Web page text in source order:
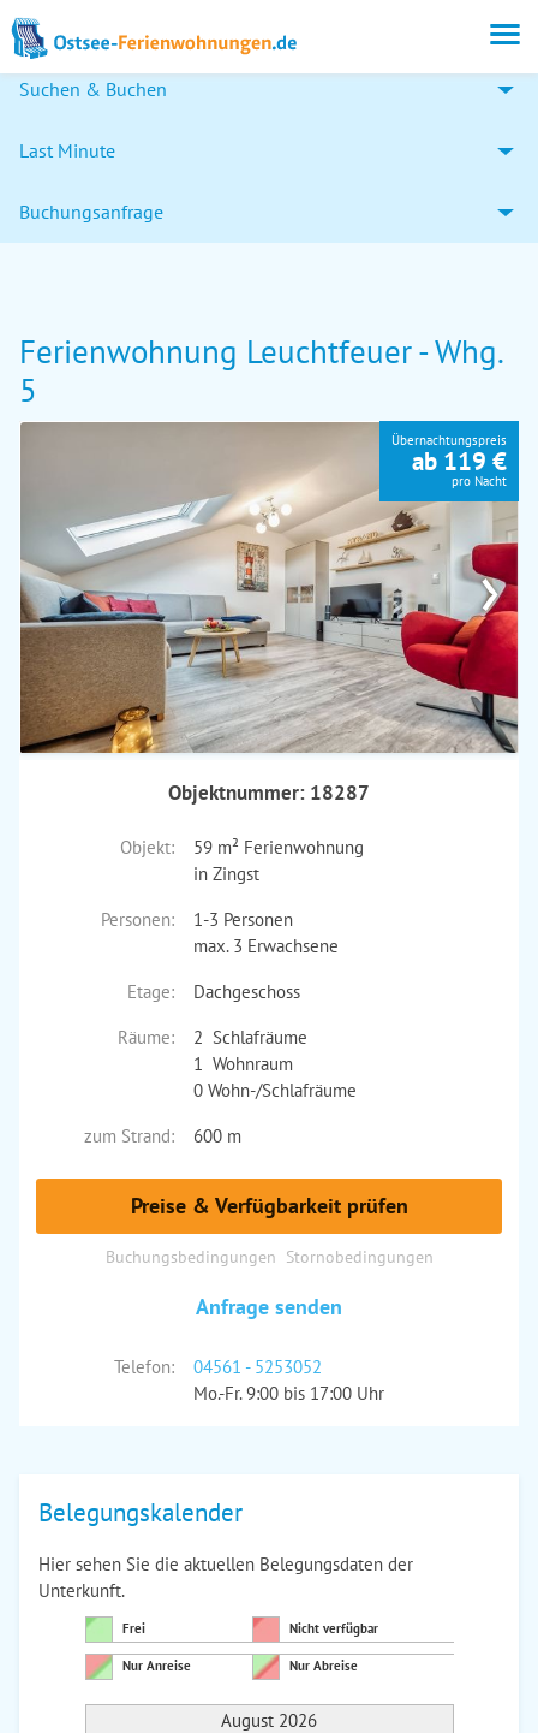
Suchen & Buchen
Last Minute
Buchungsanfrage
Ferienwohnung Leuchtfeuer - Whg.
5
›
Übernachtungspreis
ab 119 €
pro Nacht
Objektnummer: 18287
Objekt:
59 m² Ferienwohnung
in Zingst
Personen:
1-3 Personen
max. 3 Erwachsene
Etage:
Dachgeschoss
Räume:
2 Schlafräume
1 Wohnraum
0 Wohn-/Schlafräume
zum Strand:
600 m
Preise & Verfügbarkeit prüfen
Buchungsbedingungen Stornobedingungen
Anfrage senden
Telefon:
04561 - 5253052
Mo.-Fr. 9:00 bis 17:00 Uhr
Belegungskalender
Hier sehen Sie die aktuellen Belegungsdaten der
Unterkunft.
Frei Nicht verfügbar
Nur Anreise Nur Abreise
August 2026